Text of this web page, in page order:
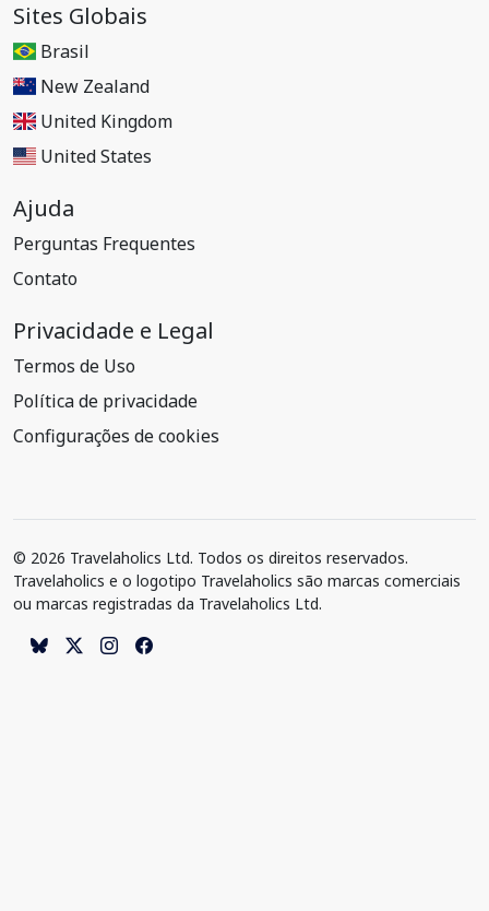
Sites Globais
Brasil
New Zealand
United Kingdom
United States
Ajuda
Perguntas Frequentes
Contato
Privacidade e Legal
Termos de Uso
Política de privacidade
Configurações de cookies
© 2026 Travelaholics Ltd. Todos os direitos reservados.
Travelaholics e o logotipo Travelaholics são marcas comerciais
ou marcas registradas da Travelaholics Ltd.